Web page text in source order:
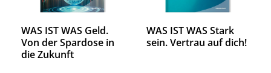
WAS IST WAS Geld.
Von der Spardose in
die Zukunft
WAS IST WAS Stark
sein. Vertrau auf dich!